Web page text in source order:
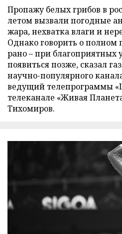
Пропажу белых грибов в
летом вызвали погодные
жара, нехватка влаги и
Однако говорить о полном
рано – при благоприятных
появиться позже, сказал
научно-популярного
ведущий телепрограммы
телеканале «Живая
Тихомиров.